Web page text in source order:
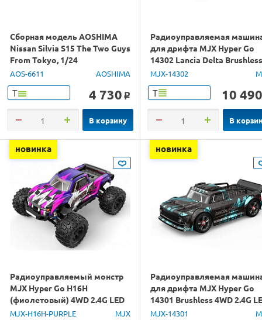
Сборная модель AOSHIMA
Nissan Silvia S15 The Two Guys
From Tokyo, 1/24
AOS-6611 AOSHIMA
Т 4 730 o
В корзину
Радиоуправляемая
для дрифта MJX Hyper Go
14302 Lancia Delta Brushless
4WD 2.4G LED 1/14 RTR
MJX-14302
Т 10 490
В
новинка
Радиоуправляемый монстр
MJX Hyper Go H16H
(фиолетовый) 4WD 2.4G LED
GPS 1/16 RTR
MJX-H16H-PURPLE MJX
новинка
Радиоуправляемая
для дрифта MJX Hyper Go
14301 Brushless 4WD 2.4G
1/14 RTR
MJX-14301